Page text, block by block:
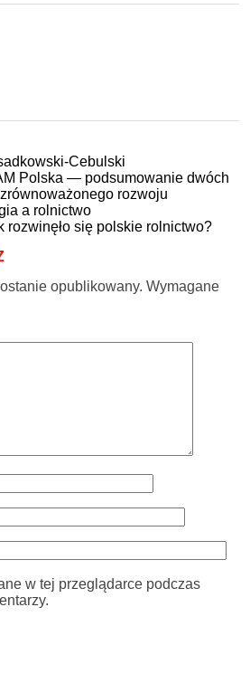
Cebulski
Polska — podsumowanie dwóch
rozwoju
a rolnictwo
rozwinęło się polskie rolnictwo?
opublikowany. Wymagane
w tej przeglądarce podczas